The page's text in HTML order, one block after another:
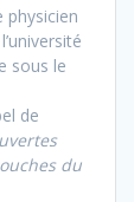
sous le
de
du